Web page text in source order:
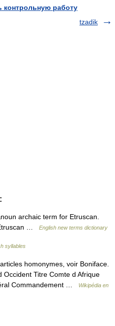
работу
tzadik
archaic term for Etruscan.
…
English new terms dictionary
syllables
homonymes, voir Boniface.
Occident Titre Comte d Afrique
Commandement …
Wikipédia en